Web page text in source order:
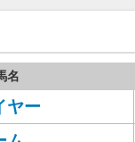
名
ヤー